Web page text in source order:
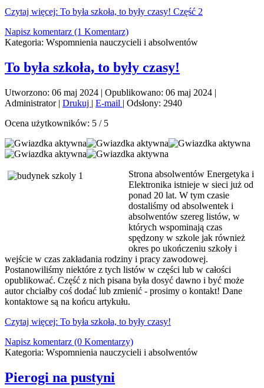
Czytaj więcej: To była szkoła, to były czasy! Część 2
Napisz komentarz (1 Komentarz)
Kategoria: Wspomnienia nauczycieli i absolwentów
To była szkoła, to były czasy!
Utworzono: 06 maj 2024 | Opublikowano: 06 maj 2024 |
Administrator| Drukuj | E-mail | Odsłony: 2940
Ocena użytkowników: 5 / 5
Strona absolwentów Energetyka i
Elektronika istnieje w sieci już od
ponad 20 lat. W tym czasie
dostaliśmy od absolwentek i
absolwentów szereg listów, w
których wspominają czas
spędzony w szkole jak również
okres po ukończeniu szkoły i
wejście w czas zakładania rodziny i pracy zawodowej.
Postanowiliśmy niektóre z tych listów w części lub w całości
opublikować. Część z nich pisana była dosyć dawno i być może
autor chciałby coś dodać lub zmienić - prosimy o kontakt! Dane
kontaktowe są na końcu artykułu.
Czytaj więcej: To była szkoła, to były czasy!
Napisz komentarz (0 Komentarzy)
Kategoria: Wspomnienia nauczycieli i absolwentów
Pierogi na pustyni